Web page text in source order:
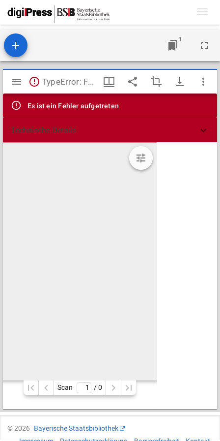
1
Mirador
Viewer
TypeError: Failed to fetch
Es ist ein Fehler aufgetreten
Technische Details
Scan / 0
©2026
Bayerische Staatsbibliothek